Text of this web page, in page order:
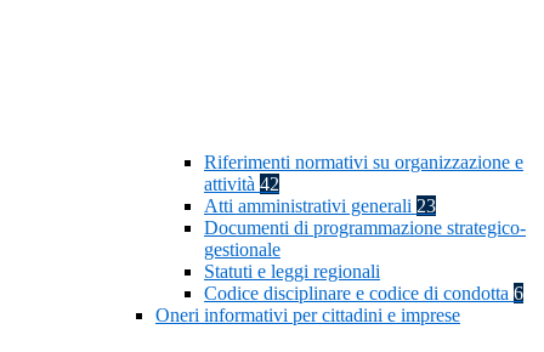
Riferimenti normativi su organizzazione e
attività 42
Atti amministrativi generali 23
Documenti di programmazione strategico-
gestionale
Statuti e leggi regionali
Codice disciplinare e codice di condotta 6
Oneri informativi per cittadini e imprese